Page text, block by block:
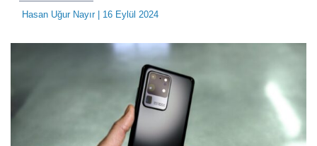
Hasan Uğur Nayır| 16 Eylül 2024